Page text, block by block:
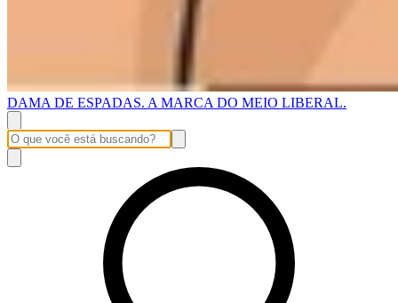
DAMA DE ESPADAS. A MARCA DO MEIO LIBERAL.